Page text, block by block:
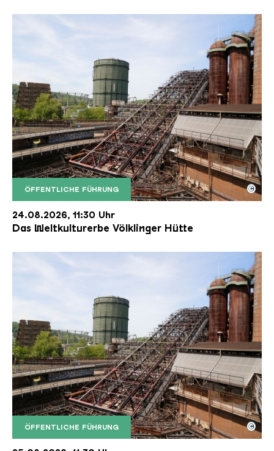
ÖFFENTLICHE FÜHRUNG
Der Erzschrägaufzug der Völklinger Hütte mit
Copyright: Weltkulturerbe Völklinger Hütte | Karl
©
24.08.2026, 11:30 Uhr
Das Weltkulturerbe Völklinger Hütte
ÖFFENTLICHE FÜHRUNG
Der Erzschrägaufzug der Völklinger Hütte mit
Copyright: Weltkulturerbe Völklinger Hütte | Karl
©